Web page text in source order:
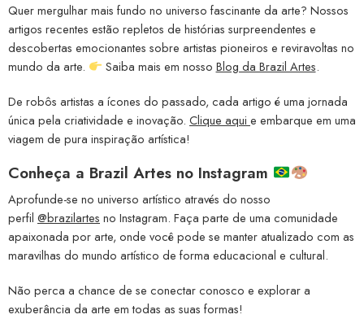
Quer mergulhar mais fundo no universo fascinante da arte? Nossos
artigos recentes estão repletos de histórias surpreendentes e
descobertas emocionantes sobre artistas pioneiros e reviravoltas no
mundo da arte.
Saiba mais em nosso Blog da Brazil Artes.
De robôs artistas a ícones do passado, cada artigo é uma jornada
única pela criatividade e inovação. Clique aqui e embarque em uma
viagem de pura inspiração artística!
Conheça a Brazil Artes no Instagram
Aprofunde-se no universo artístico através do nosso
perfil @brazilartes no Instagram. Faça parte de uma comunidade
apaixonada por arte, onde você pode se manter atualizado com as
maravilhas do mundo artístico de forma educacional e cultural.
Não perca a chance de se conectar conosco e explorar a
exuberância da arte em todas as suas formas!